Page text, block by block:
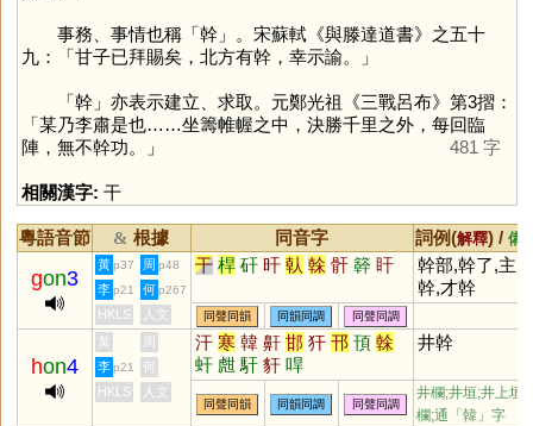
事務、事情也稱「 幹 」。宋蘇軾《與滕達道書》之五十
九：「甘子已拜賜矣，北方有幹，幸示諭。」
「 幹 」亦表示建立、求取。元鄭光祖《三戰呂布》第3摺：
「某乃李肅是也……坐籌帷幄之中，決勝千里之外，每回臨
陣，無不幹功。」
481 字
相關漢字: 干
粵語音節 & 根據 同音字 詞例(解釋) / 備
gon3
黃 p37 周 p48 干 桿 矸 旰 倝 榦 骭 簳 盰
幹部,幹了,主
幹,才幹
李 p21 何 p267
HKLS 人文 同聲同韻 同韻同調 同聲同調
hon4
黃 周 汗 寒 韓 鼾 邯 犴 邗 頇 榦
虷 甝 馯 豻 哻
井幹
李 p21
何
HKLS
人文
同聲同韻 同韻同調 同聲同調
井欄;井垣;井上垣
欄;通「韓」字